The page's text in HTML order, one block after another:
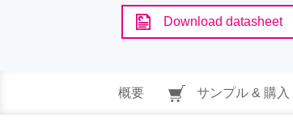
Download datasheet
概要 サンプル & 購入